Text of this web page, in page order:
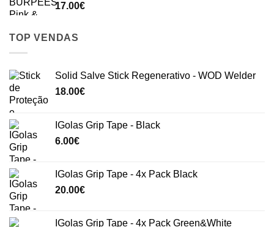
17.00€
TOP VENDAS
Solid Salve Stick Regenerativo - WOD Welder
18.00€
IGolas Grip Tape - Black
6.00€
IGolas Grip Tape - 4x Pack Black
20.00€
IGolas Grip Tape - 4x Pack Green&White